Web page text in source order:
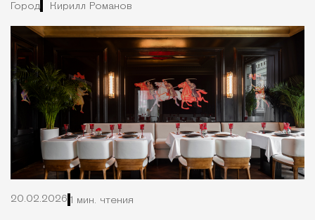
Город Кирилл Романов
20.02.2026 1 мин. чтения